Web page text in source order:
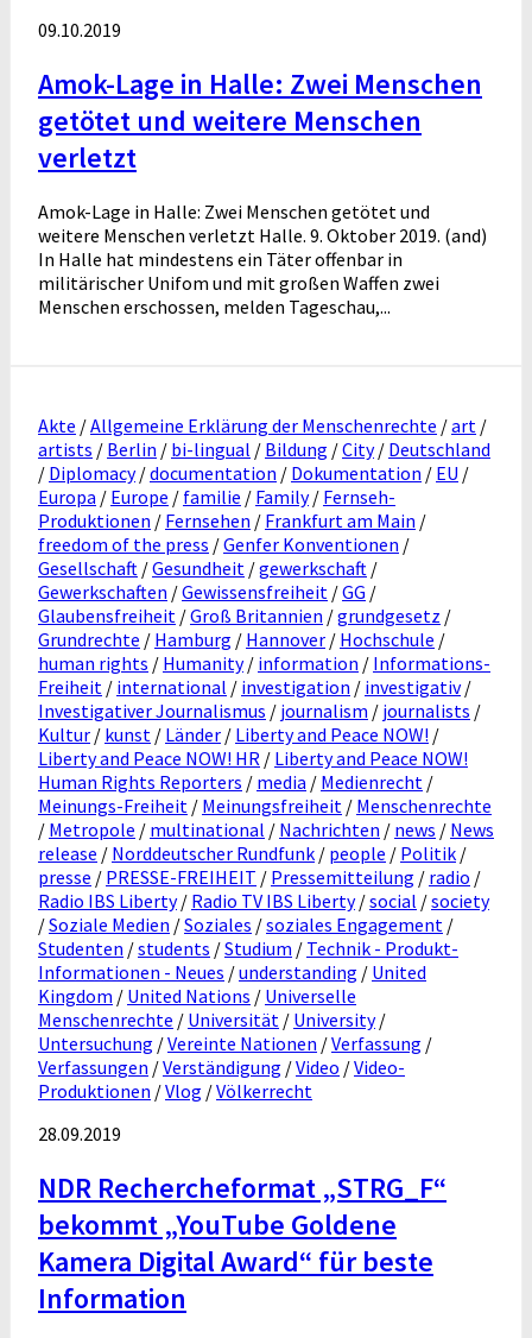
09.10.2019
Amok-Lage in Halle: Zwei Menschen
getötet und weitere Menschen
verletzt
Amok-Lage in Halle: Zwei Menschen getötet und
weitere Menschen verletzt Halle. 9. Oktober 2019. (and)
In Halle hat mindestens ein Täter offenbar in
militärischer Unifom und mit großen Waffen zwei
Menschen erschossen, melden Tageschau,...
Akte /Allgemeine Erklärung der Menschenrechte /art /
artists / Berlin / bi-lingual / Bildung /City/ Deutschland
/ Diplomacy/documentation / Dokumentation / EU /
Europa / Europe / familie / Family/ Fernseh-
Produktionen / Fernsehen / Frankfurt am Main /
freedom of the press /Genfer Konventionen /
Gesellschaft /Gesundheit /gewerkschaft /
Gewerkschaften /Gewissensfreiheit /GG /
Glaubensfreiheit /Groß Britannien /grundgesetz /
Grundrechte / Hamburg / Hannover / Hochschule /
human rights / Humanity/ information / Informations-
Freiheit / international / investigation / investigativ/
Investigativer Journalismus / journalism / journalists /
Kultur / kunst / Länder / Liberty and Peace NOW! /
Liberty and Peace NOW! HR / Liberty and Peace NOW!
Human Rights Reporters / media / Medienrecht /
Meinungs-Freiheit / Meinungsfreiheit / Menschenrechte
/ Metropole / multinational / Nachrichten / news / News
release / Norddeutscher Rundfunk / people / Politik /
presse / PRESSE-FREIHEIT / Pressemitteilung / radio /
Radio IBS Liberty/ Radio TV IBS Liberty/social /society
/Soziale Medien /Soziales /soziales Engagement /
Studenten /students /Studium / Technik - Produkt-
Informationen - Neues /understanding / United
Kingdom / United Nations / Universelle
Menschenrechte / Universität / University/
Untersuchung /Vereinte Nationen /Verfassung /
Verfassungen /Verständigung /Video /Video-
Produktionen /Vlog /Völkerrecht
28.09.2019
NDR Rechercheformat „STRG_F“
bekommt „YouTube Goldene
Kamera Digital Award“ für beste
Information